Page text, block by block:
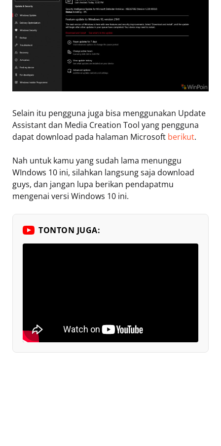
Selain itu pengguna juga bisa menggunakan Update
Assistant dan Media Creation Tool yang pengguna
dapat download pada halaman Microsoft berikut.
Nah untuk kamu yang sudah lama menunggu
WIndows 10 ini, silahkan langsung saja download
guys, dan jangan lupa berikan pendapatmu
mengenai versi Windows 10 ini.
TONTON JUGA: